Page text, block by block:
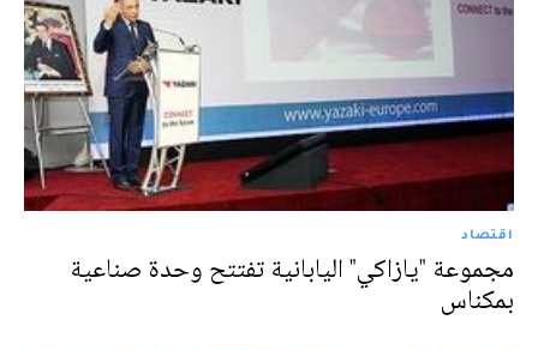
اقتصاد
مجموعة "يازاكي" اليابانية تفتتح وحدة صناعية
بمكناس